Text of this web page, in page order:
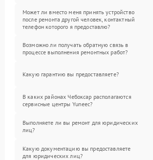
Может ли вместо меня принять устройство
после ремонта другой человек, контактный
телефон которого я предоставлю?
Возможно ли получать обратную связь в
процессе выполнения ремонтных работ?
Какую гарантию вы предоставляете?
В каких районах Чебоксар располагаются
сервисные центры Yuneec?
Выполняете ли вы ремонт для юридических
лиц?
Какую документацию вы предоставляете
для юридических лиц?